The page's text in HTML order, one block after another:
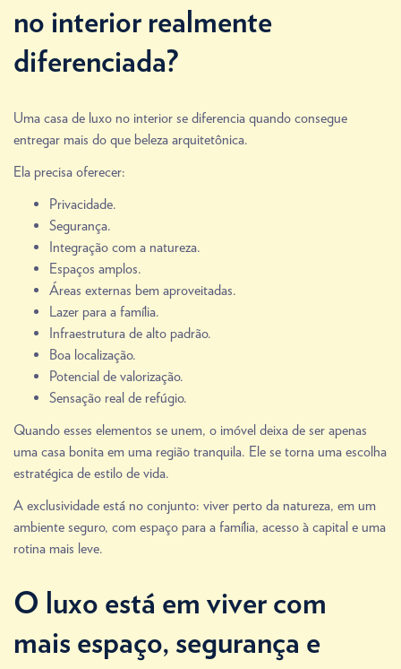
no interior realmente
diferenciada?
Uma casa de luxo no interior se diferencia quando consegue
entregar mais do que beleza arquitetônica.
Ela precisa oferecer:
Privacidade.
Segurança.
Integração com a natureza.
Espaços amplos.
Áreas externas bem aproveitadas.
Lazer para a família.
Infraestrutura de alto padrão.
Boa localização.
Potencial de valorização.
Sensação real de refúgio.
Quando esses elementos se unem, o imóvel deixa de ser apenas
uma casa bonita em uma região tranquila. Ele se torna uma escolha
estratégica de estilo de vida.
A exclusividade está no conjunto: viver perto da natureza, em um
ambiente seguro, com espaço para a família, acesso à capital e uma
rotina mais leve.
O luxo está em viver com
mais espaço, segurança e